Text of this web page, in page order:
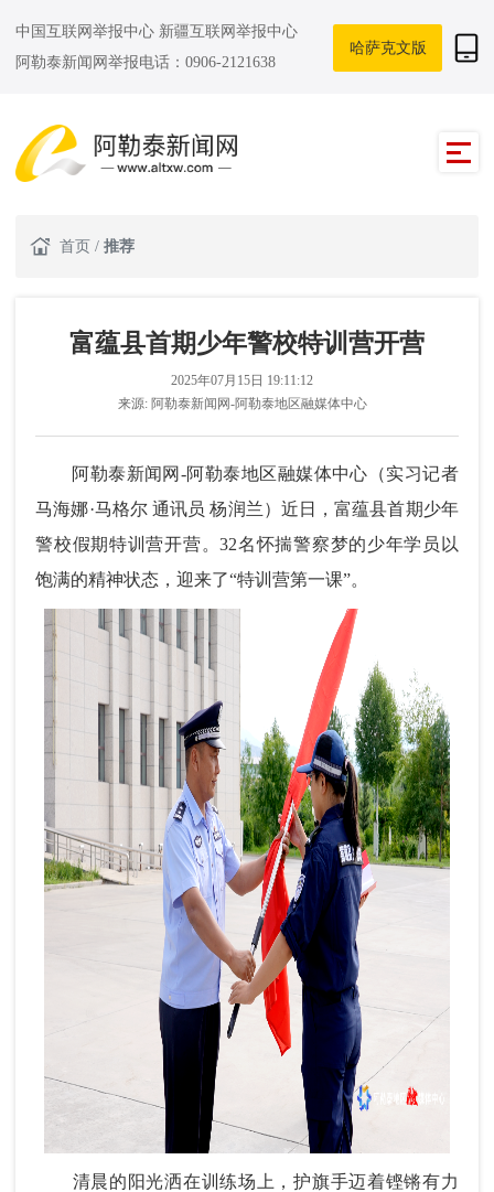
中国互联网举报中心 新疆互联网举报中心
阿勒泰新闻网举报电话：0906-2121638
哈萨克文版
首页 / 推荐
富蕴县首期少年警校特训营开营
2025年07月15日 19:11:12
来源: 阿勒泰新闻网-阿勒泰地区融媒体中心
阿勒泰新闻网-阿勒泰地区融媒体中心（实习记者
马海娜·马格尔 通讯员 杨润兰）近日，富蕴县首期少年
警校假期特训营开营。32名怀揣警察梦的少年学员以
饱满的精神状态，迎来了“特训营第一课”。
清晨的阳光洒在训练场上，护旗手迈着铿锵有力